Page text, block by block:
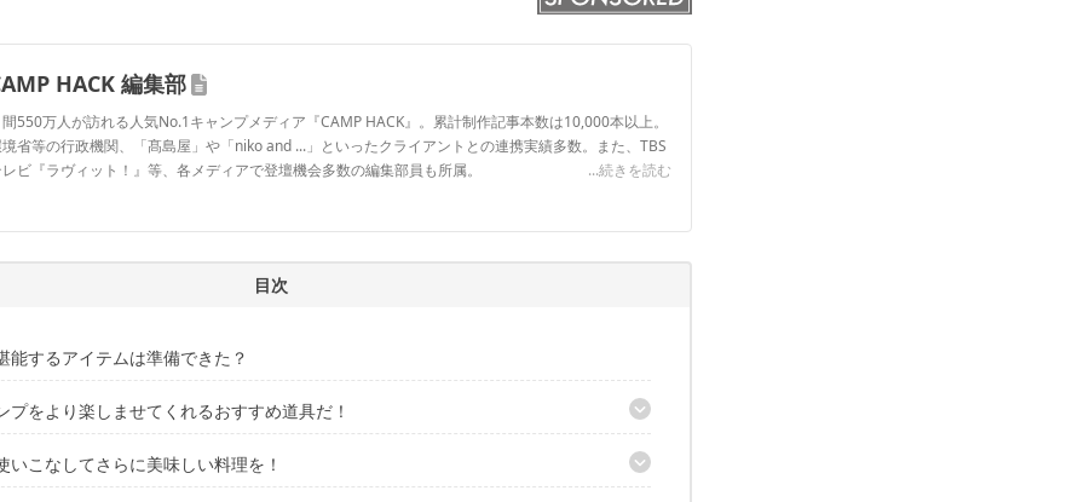
HACK 編集部
550万人が訪れる人気No.1キャンプメディア『CAMP HACK』。累計制作記事本数は10,000本以上。
省等の行政機関、「髙島屋」や「niko and ...」といったクライアントとの連携実績多数。また、TBS
ビ『ラヴィット！』等、各メディアで登壇機会多数の編集部員も所属。
...続きを読む
目次
能するアイテムは準備できた？
プをより楽しませてくれるおすすめ道具だ！
燃焼効率「フォールディングファイアスタンド」
に火を囲んで団欒できる「マルチファイヤテーブル」
いこなしてさらに美味しい料理を！